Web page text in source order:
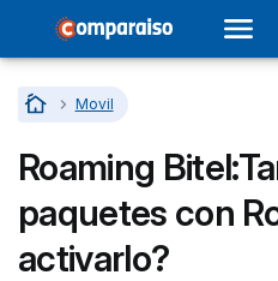
Home
…
Movil
Roaming
paquetes con
activarlo?